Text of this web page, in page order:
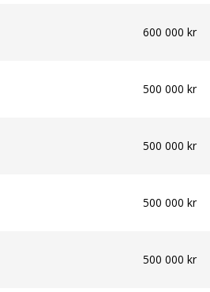
600 000 kr
500 000 kr
500 000 kr
500 000 kr
500 000 kr